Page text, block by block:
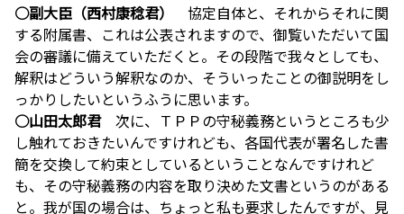
○副大臣（西村康稔君）
協定自体と、それからそれに関
する附属書、これは公表されますので、御覧いただいて国
会の審議に備えていただくと。その段階で我々としても、
解釈はどういう解釈なのか、そういったことの御説明をし
っかりしたいというふうに思います。
○山田太郎君次に、ＴＰＰの守秘義務というところも少
し触れておきたいんですけれども、各国代表が署名した書
簡を交換して約束としているということなんですけれど
も、その守秘義務の内容を取り決めた文書というのがある
と。我が国の場合は、ちょっと私も要求したんですが、見